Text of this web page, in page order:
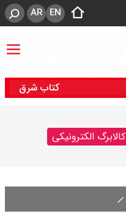
EN
AR
کتاب شرق
کالابرگ الکترونیکی